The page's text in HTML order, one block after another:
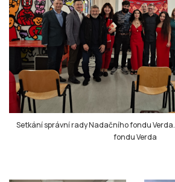
Setkání správní rady Nadačního fondu Verda.
fondu Verda